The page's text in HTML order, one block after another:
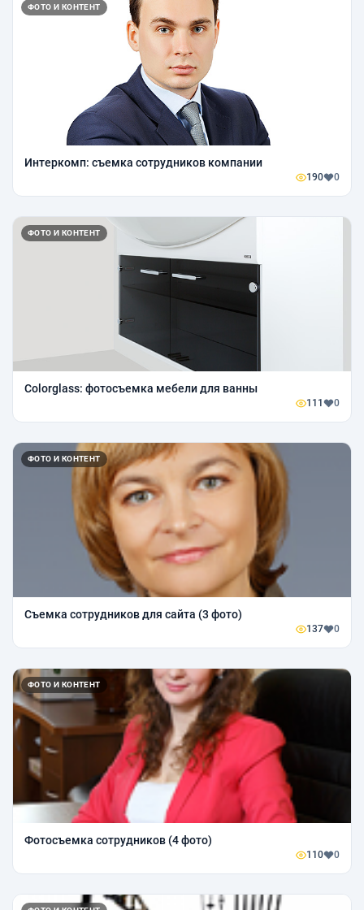
ФОТО И КОНТЕНТ
Интеркомп: съемка сотрудников компании
190 0
ФОТО И КОНТЕНТ
Colorglass: фотосъемка мебели для ванны
111 0
ФОТО И КОНТЕНТ
Съемка сотрудников для сайта (3 фото)
137 0
ФОТО И КОНТЕНТ
Фотосъемка сотрудников (4 фото)
110 0